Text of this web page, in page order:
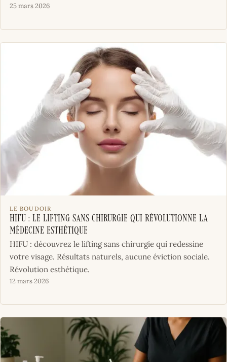
25 mars 2026
LE BOUDOIR
HIFU : Le lifting sans chirurgie qui révolutionne la
médecine esthétique
HIFU : découvrez le lifting sans chirurgie qui redessine
votre visage. Résultats naturels, aucune éviction sociale.
Révolution esthétique.
12 mars 2026